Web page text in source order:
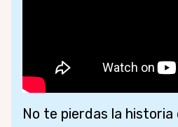
No te pierdas la